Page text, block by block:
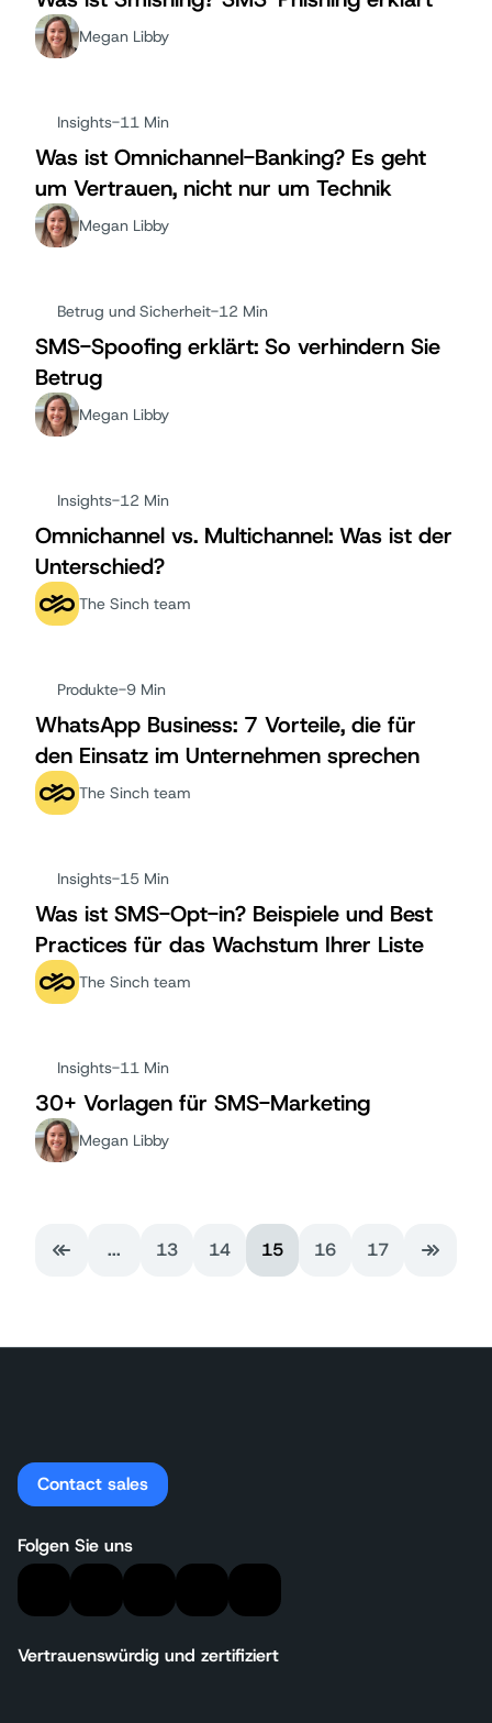
Megan Libby
Insights-11 Min
Was ist Omnichannel-Banking? Es geht
um Vertrauen, nicht nur um Technik
Megan Libby
Betrug und Sicherheit-12 Min
SMS-Spoofing erklärt: So verhindern Sie
Betrug
Megan Libby
Insights-12 Min
Omnichannel vs. Multichannel: Was ist der
Unterschied?
The Sinch team
Produkte-9 Min
WhatsApp Business: 7 Vorteile, die für
den Einsatz im Unternehmen sprechen
The Sinch team
Insights-15 Min
Was ist SMS-Opt-in? Beispiele und Best
Practices für das Wachstum Ihrer Liste
The Sinch team
Insights-11 Min
30+ Vorlagen für SMS-Marketing
Megan Libby
... 13 14 15 16 17
Contact sales
Folgen Sie uns
Vertrauenswürdig und zertifiziert